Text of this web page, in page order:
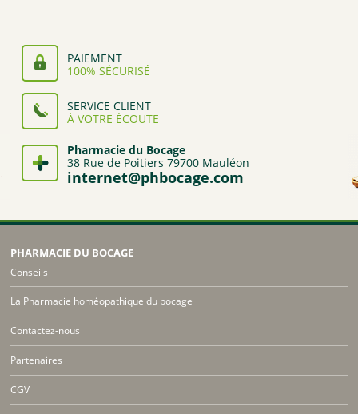
PAIEMENT
100% SÉCURISÉ
SERVICE CLIENT
À VOTRE ÉCOUTE
Pharmacie du Bocage
38 Rue de Poitiers 79700 Mauléon
internet@phbocage.com
PHARMACIE DU BOCAGE
Conseils
La Pharmacie homéopathique du bocage
Contactez-nous
Partenaires
CGV